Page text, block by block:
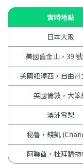
實時地點
日本大阪
美國舊金山，39
美國紐澤西，自由州
英國倫敦，大笨
澳洲雪梨
秘魯，錢凱
阿聯酋，杜拜購物